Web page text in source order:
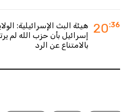
20:36
هيئة البث الإسرائيلية:
إسرائيل بأن حزب الله لم
بالامتناع عن الرد